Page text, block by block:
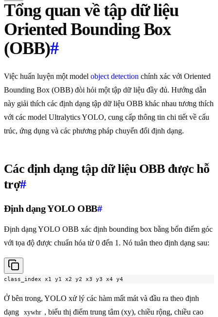
Tổng quan về tập dữ liệu
Oriented Bounding Box
(OBB)#
Việc huấn luyện một model object detection chính xác với Oriented
Bounding Box (OBB) đòi hỏi một tập dữ liệu đầy đủ. Hướng dẫn
này giải thích các định dạng tập dữ liệu OBB khác nhau tương thích
với các model Ultralytics YOLO, cung cấp thông tin chi tiết về cấu
trúc, ứng dụng và các phương pháp chuyển đổi định dạng.
Các định dạng tập dữ liệu OBB được hỗ
trợ#
Định dạng YOLO OBB#
Định dạng YOLO OBB xác định bounding box bằng bốn điểm góc
với tọa độ được chuẩn hóa từ 0 đến 1. Nó tuân theo định dạng sau:
class_index x1 y1 x2 y2 x3 y3 x4 y4
Ở bên trong, YOLO xử lý các hàm mất mát và đầu ra theo định
dạng
xywhr , biểu thị điểm trung tâm (xy), chiều rộng, chiều cao